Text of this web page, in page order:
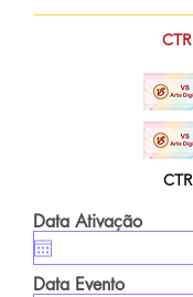
CTR
CTR
Data Ativação
Data Evento